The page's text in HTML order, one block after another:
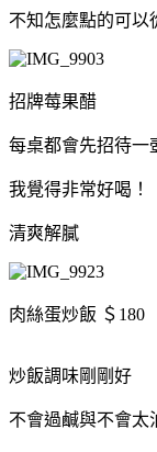
不知怎麼點的可以
招牌莓果醋
每桌都會先招待一
我覺得非常好喝！
清爽解膩
肉絲蛋炒飯 ＄180
炒飯調味剛剛好
不會過鹹與不會太